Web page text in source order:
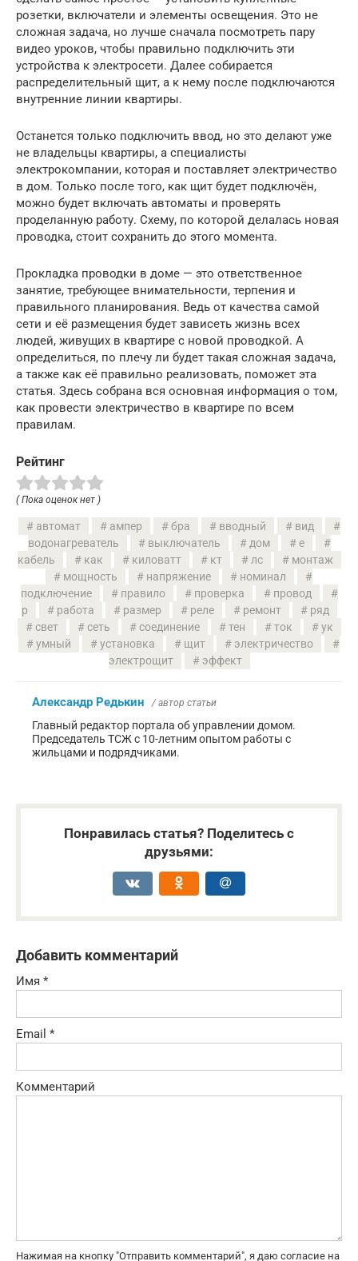
розетки, включатели и элементы освещения. Это не
сложная задача, но лучше сначала посмотреть пару
видео уроков, чтобы правильно подключить эти
устройства к электросети. Далее собирается
распределительный щит, а к нему после подключаются
внутренние линии квартиры.
Останется только подключить ввод, но это делают уже
не владельцы квартиры, а специалисты
электрокомпании, которая и поставляет электричество
в дом. Только после того, как щит будет подключён,
можно будет включать автоматы и проверять
проделанную работу. Схему, по которой делалась новая
проводка, стоит сохранить до этого момента.
Прокладка проводки в доме — это ответственное
занятие, требующее внимательности, терпения и
правильного планирования. Ведь от качества самой
сети и её размещения будет зависеть жизнь всех
людей, живущих в квартире с новой проводкой. А
определиться, по плечу ли будет такая сложная задача,
а также как её правильно реализовать, поможет эта
статья. Здесь собрана вся основная информация о том,
как провести электричество в квартире по всем
правилам.
Рейтинг
( Пока оценок нет )
автомат ампер бра вводный
вид
водонагреватель
выключатель дом
е
кабель
как киловатт кт лс
монтаж
мощность
напряжение
номинал
подключение
правило проверка
провод
р
работа размер реле ремонт
ряд
свет
сеть соединение тен ток
ук
умный
установка щит
электричество
электрощит
эффект
Александр Редькин / автор статьи
Главный редактор портала об управлении домом.
Председатель ТСЖ с 10-летним опытом работы с
жильцами и подрядчиками.
Понравилась статья? Поделитесь с
друзьями:
Добавить комментарий
Имя *
Email *
Комментарий
Нажимая на кнопку "Отправить комментарий", я даю согласие на